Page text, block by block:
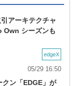
アーキテクチャ
Own シーズンも
edgeX
05/29 16:50
ン「EDGE」が